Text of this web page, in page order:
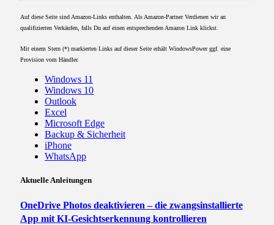
Auf diese Seite sind Amazon-Links enthalten. Als Amazon-Partner Verdienen wir an
qualifizierten Verkäufen, falls Du auf einen entsprechenden Amazon Link klickst.
Mit einem Stern (*) markierten Links auf dieser Seite erhält WindowsPower ggf. eine
Provision vom Händler.
Windows 11
Windows 10
Outlook
Excel
Microsoft Edge
Backup & Sicherheit
iPhone
WhatsApp
Aktuelle Anleitungen
OneDrive Photos deaktivieren – die zwangsinstallierte
App mit KI-Gesichtserkennung kontrollieren